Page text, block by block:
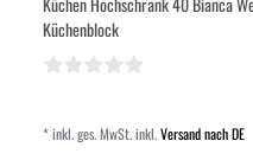
Küchenblock
*inkl. ges. MwSt.inkl.Versand nach DE